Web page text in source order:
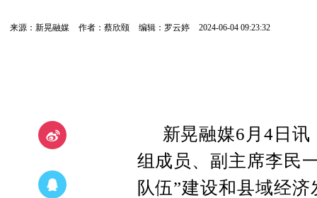
来源：新晃融媒 作者：蔡欣颐 编辑：罗云婷 2024-06-04 09:23:32
新晃融媒6月4日
组成员、副主席李民
队伍”建设和县域经